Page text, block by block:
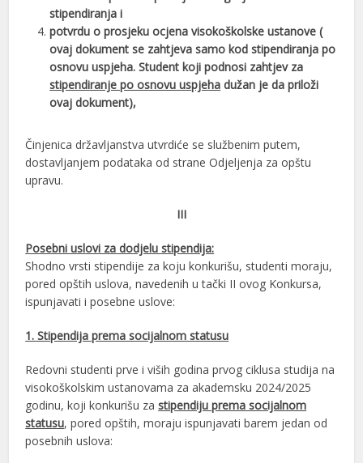
stipendiranja i
potvrdu o prosjeku ocjena visokoškolske ustanove (
ovaj dokument se zahtjeva samo kod stipendiranja po
osnovu uspjeha. Student koji podnosi zahtjev za
stipendiranje po osnovu uspjeha dužan je da priloži
ovaj dokument),
Činjenica državljanstva utvrdiće se službenim putem,
dostavljanjem podataka od strane Odjeljenja za opštu
upravu.
III
Posebni uslovi za dodjelu stipendija:
Shodno vrsti stipendije za koju konkurišu, studenti moraju,
pored opštih uslova, navedenih u tački II ovog Konkursa,
ispunjavati i posebne uslove:
1. Stipendija prema socijalnom statusu
Redovni studenti prve i viših godina prvog ciklusa studija na
visokoškolskim ustanovama za akademsku 2024/2025
godinu, koji konkurišu zastipendiju prema socijalnom
statusu, pored opštih, moraju ispunjavati barem jedan od
posebnih uslova: